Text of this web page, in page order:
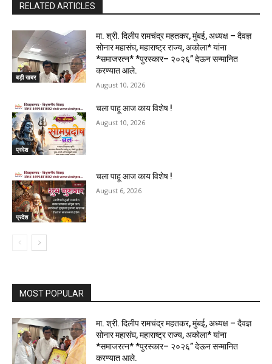
RELATED ARTICLES
बड़ी खबर
मा. श्री. दिलीप रामचंद्र महतकर, मुंबई, अध्यक्ष – दैवज्ञ
सोनार महासंघ, महाराष्ट्र राज्य, अकोला* यांना
*समाजरत्न* *पुरस्कार– २०२६” देऊन सन्मानित
करण्यात आले.
August 10, 2026
प्रदेश
चला पाहू आज काय विशेष !
August 10, 2026
प्रदेश
चला पाहू आज काय विशेष !
August 6, 2026
MOST POPULAR
मा. श्री. दिलीप रामचंद्र महतकर, मुंबई, अध्यक्ष – दैवज्ञ
सोनार महासंघ, महाराष्ट्र राज्य, अकोला* यांना
*समाजरत्न* *पुरस्कार– २०२६” देऊन सन्मानित
करण्यात आले.